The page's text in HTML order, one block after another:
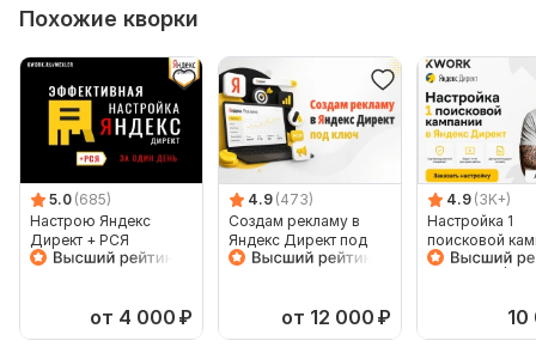
Похожие кворки
5.0 (685)
Настрою Яндекс
Директ + РСЯ
от 4 000 ₽
4.9 (473)
Создам рекламу в
Яндекс Директ под
ключ
от 12 000 ₽
4.9 (3K+)
Настройка 1
поисковой
Яндекс Директ